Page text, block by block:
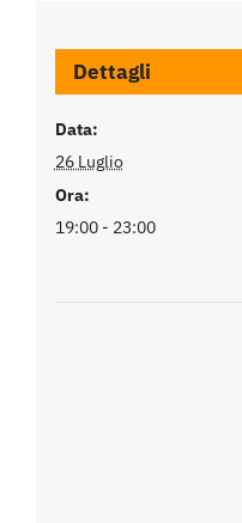
Dettagli
Data:
26 Luglio
Ora:
19:00 - 23:00